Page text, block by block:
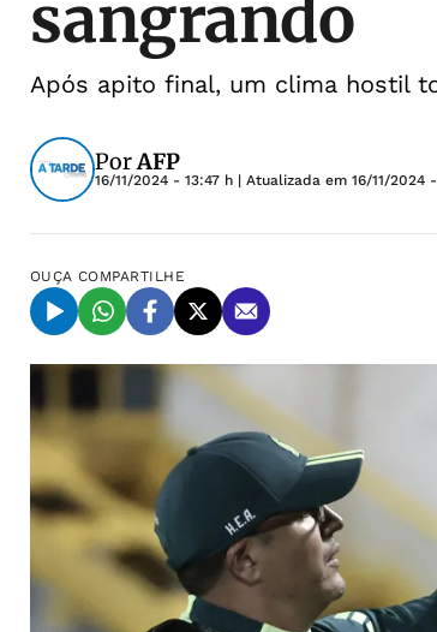
sangrando
Após apito final, um clima hostil
PorAFP
16/11/2024 - 13:47 h | Atualizada em 16/11/2024
OUÇA COMPARTILHE